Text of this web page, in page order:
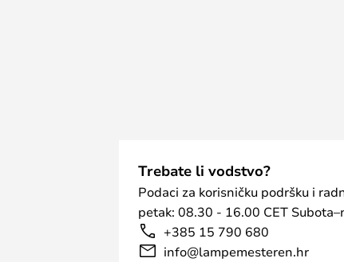
Trebate li vodstvo?
Podaci za korisničku podršku i
petak: 08.30 - 16.00 CET
+385 15 790 680
info@lampemesteren.hr